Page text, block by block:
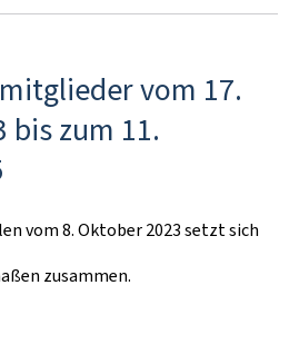
vom 17.
bis zum 11.
vom 8. Oktober 2023 setzt sich
zusammen.